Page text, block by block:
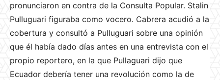
pronunciaron en contra de la Consulta Popular. Stalin
Pulluguari figuraba como vocero. Cabrera acudió a la
cobertura y consultó a Pulluguari sobre una opinión
que él había dado días antes en una entrevista con el
propio reportero, en la que Pullaguari dijo que
Ecuador debería tener una revolución como la de